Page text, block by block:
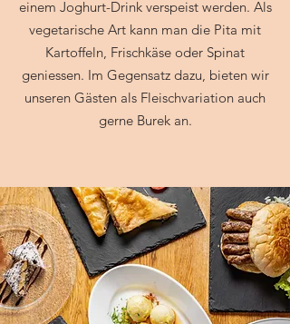
einem Joghurt-Drink verspeist werden. Als
vegetarische Art kann man die Pita mit
Kartoffeln, Frischkäse oder Spinat
geniessen. Im Gegensatz dazu, bieten wir
unseren Gästen als Fleischvariation auch
gerne Burek an.